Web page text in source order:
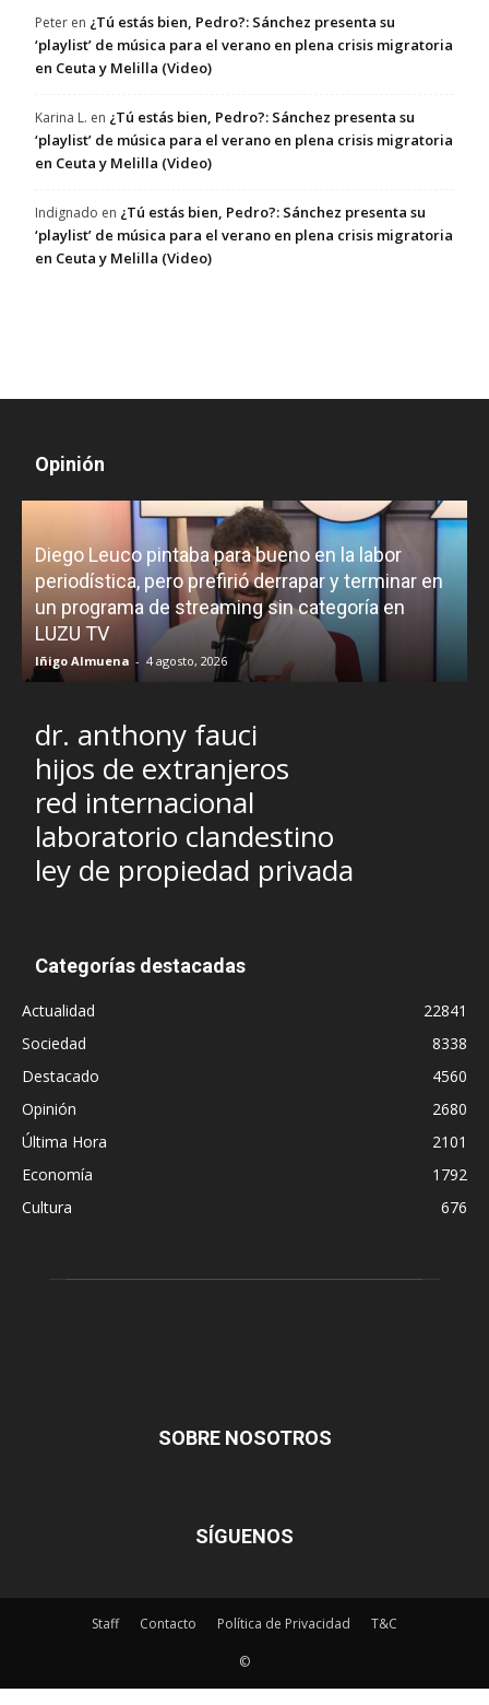
Peter en ¿Tú estás bien, Pedro?: Sánchez presenta su
‘playlist’ de música para el verano en plena crisis migratoria
en Ceuta y Melilla (Video)
Karina L. en ¿Tú estás bien, Pedro?: Sánchez presenta su
‘playlist’ de música para el verano en plena crisis migratoria
en Ceuta y Melilla (Video)
Indignado en ¿Tú estás bien, Pedro?: Sánchez presenta su
‘playlist’ de música para el verano en plena crisis migratoria
en Ceuta y Melilla (Video)
Opinión
Diego Leuco pintaba para bueno en la labor
periodística, pero prefirió derrapar y terminar en
un programa de streaming sin categoría en
LUZU TV
Iñigo Almuena - 4 agosto, 2026
dr. anthony fauci
hijos de extranjeros
red internacional
laboratorio clandestino
ley de propiedad privada
Categorías destacadas
Actualidad
22841
Sociedad
8338
Destacado
4560
Opinión
2680
Última Hora
2101
Economía
1792
Cultura
676
SOBRE NOSOTROS
SÍGUENOS
Staff Contacto Política de Privacidad T&C
©